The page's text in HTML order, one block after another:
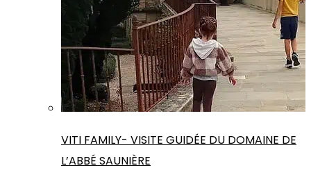
VITI FAMILY- VISITE GUIDÉE DU DOMAINE DE
L’ABBÉ SAUNIÈRE